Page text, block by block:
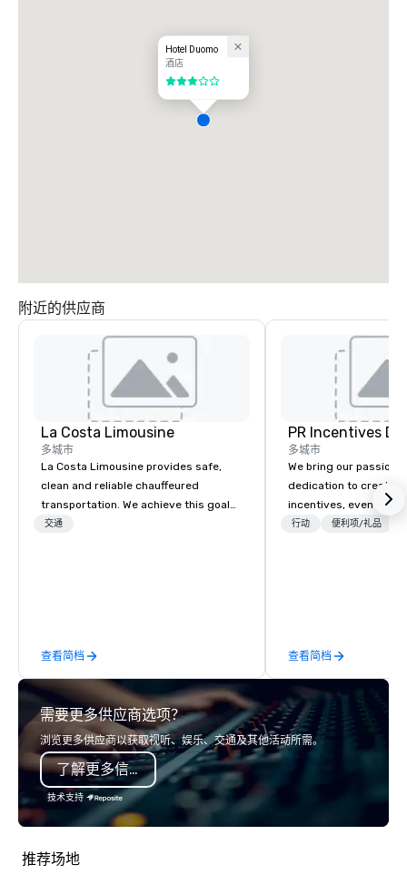
Hotel Duomo
酒店
3/5
附近的供应商
La Costa Limousine
多城市
La Costa Limousine provides safe,
clean and reliable chauffeured
transportation. We achieve this goal
with highly trained chauffeurs, the
late model luxury vehicles to the
highly experienced and professional
team of chauffeurs and support staff;
you will know quality when you travel
with La Costa Limousine.
交通
查看简档
PR Incentives
多城市
We bring our passion,
dedication to create
incentives, events,
meetings, product
行动 便利项/礼品
查看简档
需要更多供应商选项？
浏览更多供应商以获取视听、娱乐、交通及其他活动所需。
了解更多信息
技术支持
推荐场地